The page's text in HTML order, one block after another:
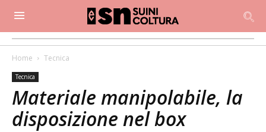
Home Tecnica
Tecnica
Materiale manipolabile, la
disposizione nel box